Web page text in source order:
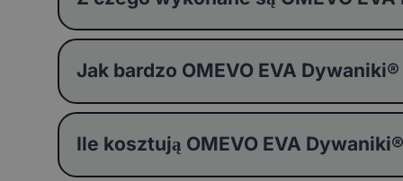
Jak bardzo OMEVO EVA
Ile kosztują OMEVO EVA